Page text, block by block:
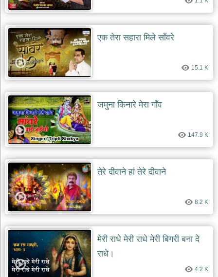
एक तेरा सहारा मिले साँवरे
15.1 K
जमुना किनारे मेरा गाँव
147.9 K
तेरे दीवाने हां तेरे दीवाने
8.2 K
मेरी राधे मेरी राधे मेरी बिगरी बना दे
राधे।
4.2 K